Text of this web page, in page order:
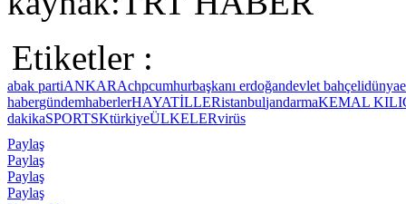
Etiketler :
abak partiANKARAchpcumhurbaşkanı erdoğandevlet bahçelidünya
habergündemhaberlerHAYATİLLERistanbuljandarmaKEMAL
dakikaSPORTSKtürkiyeÜLKELERvirüs
Paylaş
Paylaş
Paylaş
Paylaş